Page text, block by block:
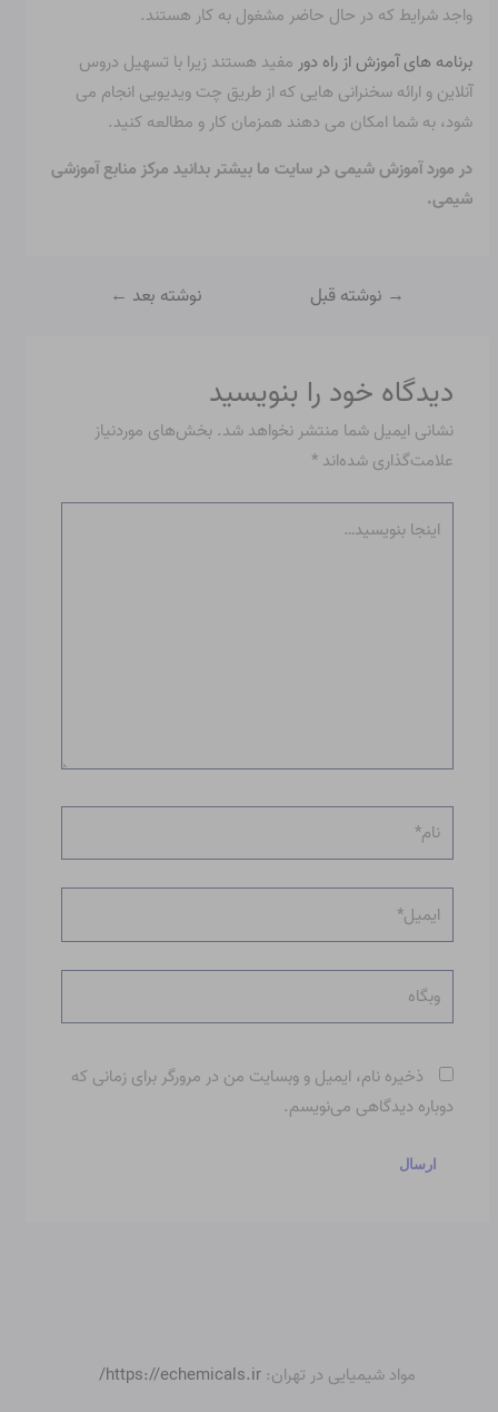
واجد شرایط که در حال حاضر مشغول به کار هستند.
برنامه های آموزش از راه دور مفید هستند زیرا با تسهیل دروس
آنلاین و ارائه سخنرانی هایی که از طریق چت ویدیویی انجام می
شود، به شما امکان می دهند همزمان کار و مطالعه کنید.
در مورد آموزش شیمی در سایت ما بیشتر بدانید مرکز منابع آموزشی
شیمی.
→ نوشته قبل نوشته بعد ←
دیدگاه‌ خود را بنویسید
نشانی ایمیل شما منتشر نخواهد شد. بخش‌های موردنیاز
علامت‌گذاری شده‌اند*
بنویسید…
نام*
وبگاه
ذخیره نام، ایمیل و وبسایت من در مرورگر برای زمانی که
دوباره دیدگاهی می‌نویسم.
مواد شیمیایی در تهران: https://echemicals.ir/